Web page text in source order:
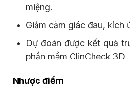
miệng.
Giảm cảm giác đau, kích
Dự đoán được kết quả
phần mềm ClinCheck 3D.
Nhược điểm